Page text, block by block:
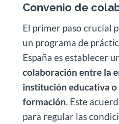
Convenio de
El primer paso crucial
un programa de
España es establecer
colaboración entre la
institución educativa
formación. Este
para regular las